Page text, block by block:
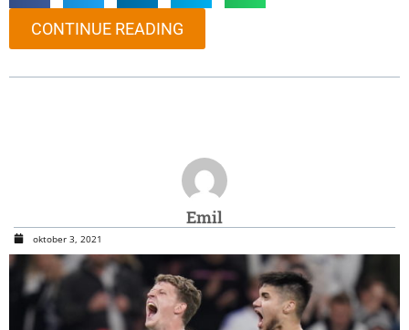
CONTINUE READING
Emil
oktober 3, 2021